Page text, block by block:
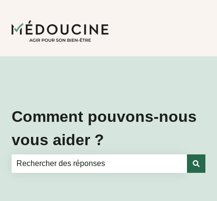
Comment pouvons-nous
vous aider ?